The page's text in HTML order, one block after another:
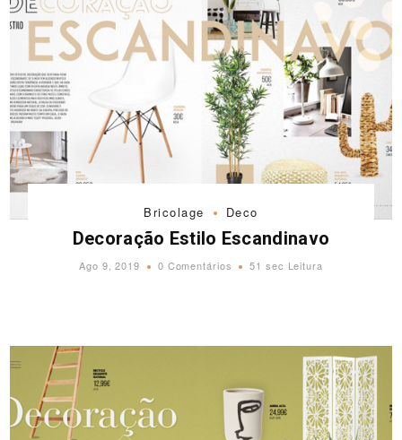
Bricolage Deco
Decoração Estilo Escandinavo
Ago 9, 2019 0 Comentários 51 sec Leitura